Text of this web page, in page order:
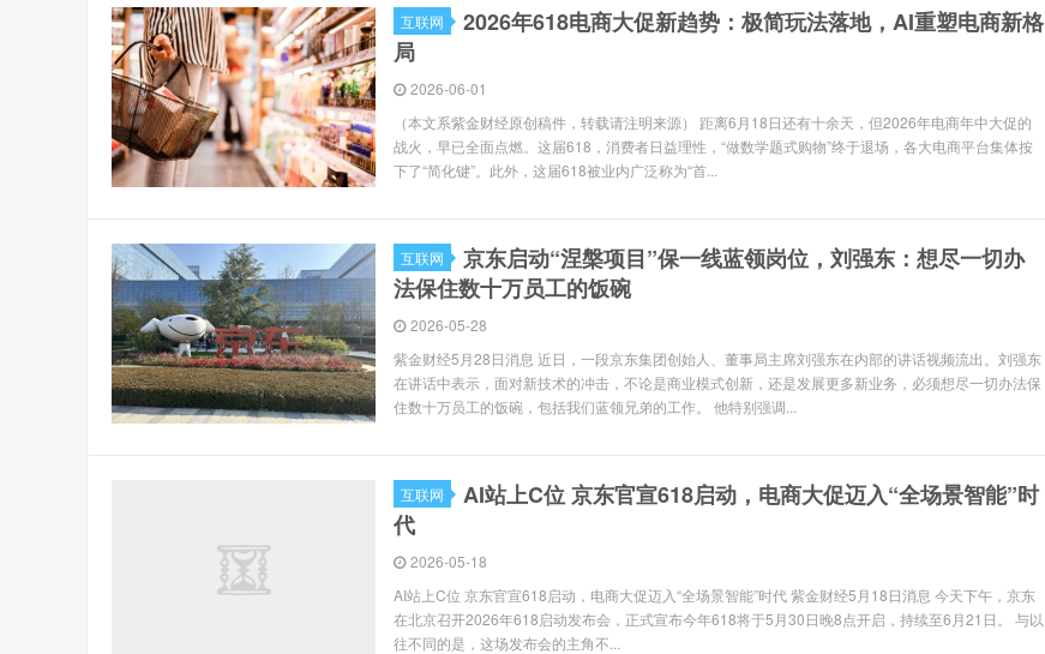
互联网
2026年618电商大促新趋势：极简玩法落地，AI重塑电商新格
局
2026-06-01
（本文系紫金财经原创稿件，转载请注明来源） 距离6月18日还有十余天，但2026年电商年中大促的
战火，早已全面点燃。这届618，消费者日益理性，“做数学题式购物”终于退场，各大电商平台集体按
下了“简化键”。此外，这届618被业内广泛称为“首...
互联网
京东启动“涅槃项目”保一线蓝领岗位，刘强东：想尽一切办
法保住数十万员工的饭碗
2026-05-28
紫金财经5月28日消息 近日，一段京东集团创始人、董事局主席刘强东在内部的讲话视频流出。刘强东
在讲话中表示，面对新技术的冲击，不论是商业模式创新，还是发展更多新业务，必须想尽一切办法保
住数十万员工的饭碗，包括我们蓝领兄弟的工作。 他特别强调...
互联网
AI站上C位 京东官宣618启动，电商大促迈入“全场景智能”时
代
2026-05-18
AI站上C位 京东官宣618启动，电商大促迈入“全场景智能”时代 紫金财经5月18日消息 今天下午，京东
在北京召开2026年618启动发布会，正式宣布今年618将于5月30日晚8点开启，持续至6月21日。 与以
往不同的是，这场发布会的主角不...